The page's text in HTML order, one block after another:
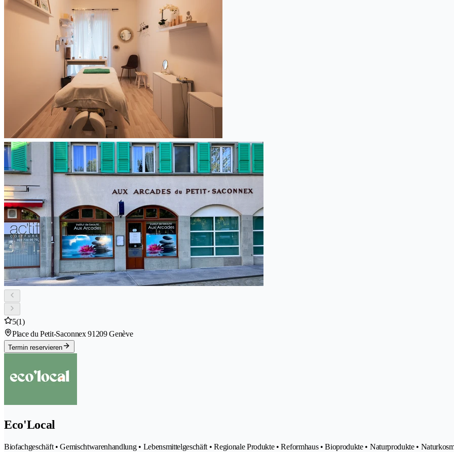
5(1)
Place du Petit-Saconnex 91209 Genève
Termin reservieren
Eco'Local
Biofachgeschäft • Gemischtwarenhandlung • Lebensmittelgeschäft • Regionale Produkte • Reformhaus • Bioprodukte • Naturprodukte •